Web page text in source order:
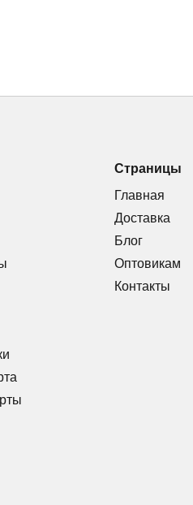
Страницы
Главная
Доставка
Блог
Оптовикам
Контакты